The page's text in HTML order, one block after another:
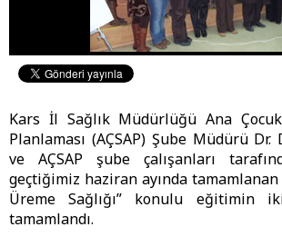
Kars İl Sağlık Müdürlüğü Ana
Planlaması (AÇSAP) Şube Müdürü
ve AÇSAP şube çalışanları
geçtiğimiz haziran ayında tamamlanan
Üreme Sağlığı” konulu eğitimin
tamamlandı.